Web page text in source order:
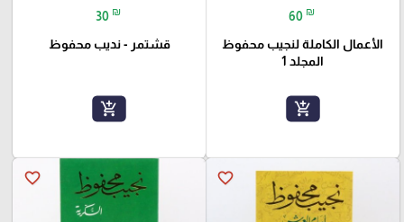
60 ₪
الأعمال الكاملة لنجيب محفوظ
المجلد 1
add_shopping_cart
30 ₪
قشتمر - نديب محفوظ
add_shopping_cart
favorite_border
favorite_border